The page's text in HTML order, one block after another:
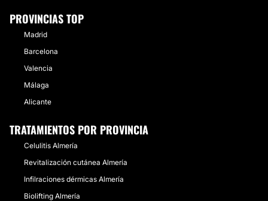
PROVINCIAS TOP
Madrid
Barcelona
Valencia
Málaga
Alicante
TRATAMIENTOS POR PROVINCIA
Celulitis Almería
Revitalización cutánea Almería
Infilraciones dérmicas Almería
Biolifting Almería